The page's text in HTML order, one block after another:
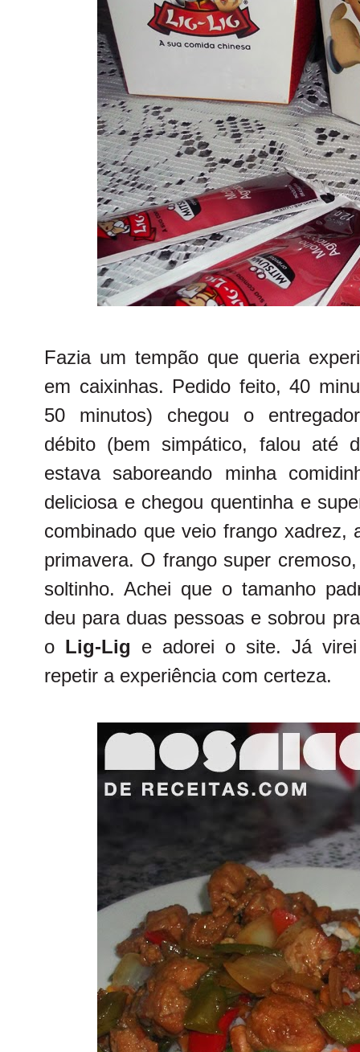
Fazia um tempão que queria
em caixinhas. Pedido feito, 40
50 minutos) chegou o
débito (bem simpático, falou até
estava saboreando minha
deliciosa e chegou quentinha e
combinado que veio frango xadrez,
primavera. O frango super
soltinho. Achei que o tamanho
deu para duas pessoas e sobrou
o Lig-Lig e adorei o site. Já
repetir a experiência com certeza.